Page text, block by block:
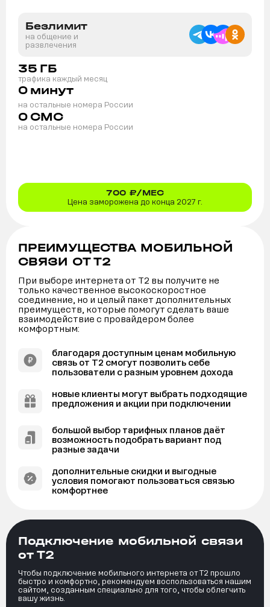
Безлимит
на общение и
развлечения
35 ГБ
трафика каждый месяц
0 минут
на остальные номера России
0 СМС
на остальные номера России
700 ₽/МЕС
Цена заморожена до конца 2027 г.
Подключение мобильной связи
от Т2
Чтобы подключение мобильного интернета от Т2 прошло
быстро и комфортно, рекомендуем воспользоваться нашим
сайтом, созданным специально для того, чтобы облегчить
вашу жизнь.
ПРЕИМУЩЕСТВА МОБИЛЬНОЙ
СВЯЗИ ОТ Т2
При выборе интернета от Т2 вы получите не
только качественное высокоскоростное
соединение, но и целый пакет дополнительных
преимуществ, которые помогут сделать ваше
взаимодействие с провайдером более
комфортным:
благодаря доступным ценам мобильную
связь от Т2 смогут позволить себе
пользователи с разным уровнем дохода
новые клиенты могут выбрать подходящие
предложения и акции при подключении
большой выбор тарифных планов даёт
возможность подобрать вариант под
разные задачи
дополнительные скидки и выгодные
условия помогают пользоваться связью
комфортнее